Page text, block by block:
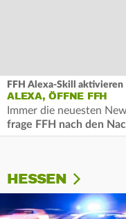
FFH Alexa-Skill aktivieren
ALEXA, ÖFFNE FFH
Immer die neuesten
frage FFH nach den
HESSEN